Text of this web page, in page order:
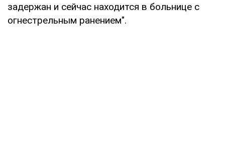
задержан и сейчас находится в больнице с
огнестрельным ранением".